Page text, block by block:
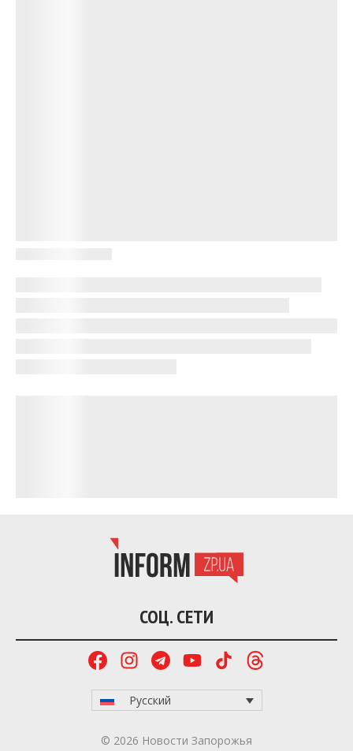
СОЦ. СЕТИ
Русский
© 2026 Новости Запорожья